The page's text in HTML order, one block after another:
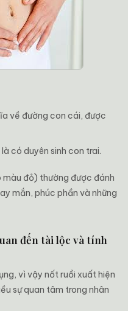
về đường con cái, được
có duyên sinh con trai.
đỏ) thường được đánh
mắn, phúc phần và những
đến tài lộc và tính
vì vậy nốt ruồi xuất hiện
sự quan tâm trong nhân